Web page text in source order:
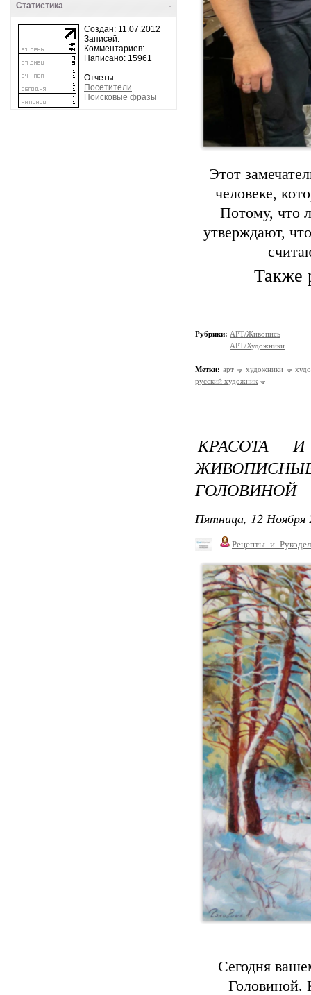
-
Статистика
Создан: 11.07.2012
Записей:
Комментариев:
Написано: 15961
Отчеты:
Посетители
Поисковые фразы
Этот
человеке,
Потому, что
утверждают,
Также
Рубрики: АРТ/Живопись
АРТ/Художники
Метки: арт художники
русский художник
КРАСОТА
ГОЛОВИНОЙ
Пятница, 12 Ноября
Сегодня
Головиной.